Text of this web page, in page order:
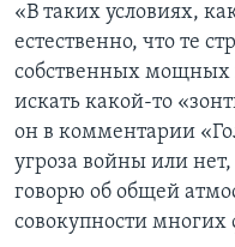
«В таких условиях,
естественно, что те
собственных
искать какой-то
он в комментарии
угроза войны или нет,
говорю об общей
совокупности многих